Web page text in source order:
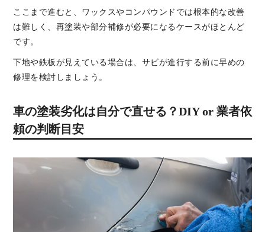
ここまで進むと、ワックスやコンパウンドでは根本的な改善
は難しく、再塗装や部分補修が必要になるケースがほとんど
です。
下地や鉄板が見えている場合は、サビが進行する前に早めの
修理を検討しましょう。
車の塗装劣化は自分で直せる？DIY or 業者依
頼の判断目安